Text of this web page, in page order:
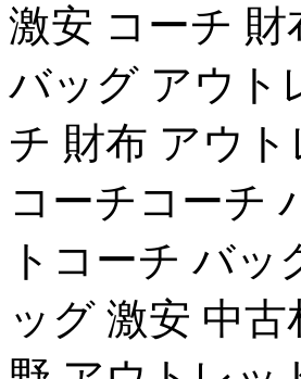
激安 コーチ
バッグ アウト
チ 財布 アウ
コーチコーチ
トコーチ バ
ッグ 激安 中